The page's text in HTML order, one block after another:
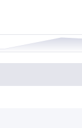
：2023-09-27